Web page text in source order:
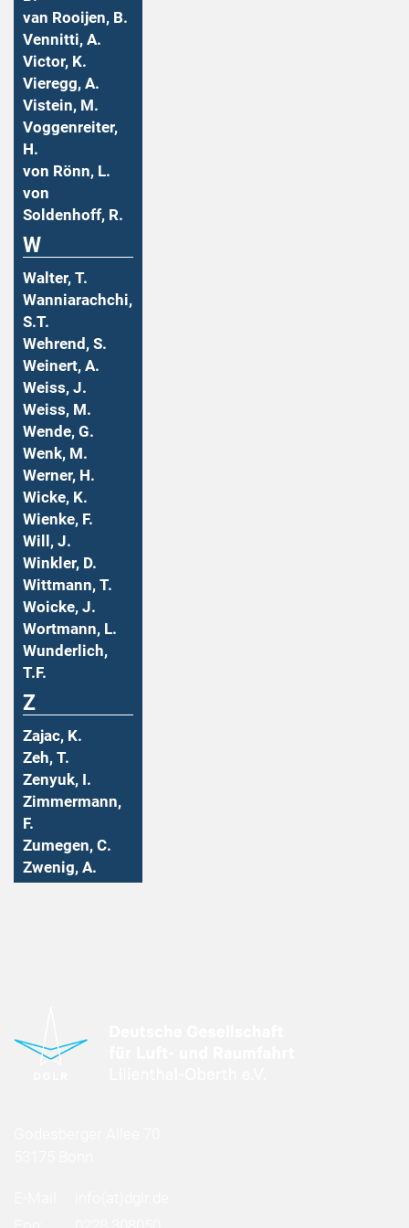
van Rooijen, B.
Vennitti, A.
Victor, K.
Vieregg, A.
Vistein, M.
Voggenreiter,
H.
von Rönn, L.
von
Soldenhoff, R.
W
Walter, T.
Wanniarachchi,
S.T.
Wehrend, S.
Weinert, A.
Weiss, J.
Weiss, M.
Wende, G.
Wenk, M.
Werner, H.
Wicke, K.
Wienke, F.
Will, J.
Winkler, D.
Wittmann, T.
Woicke, J.
Wortmann, L.
Wunderlich,
T.F.
Z
Zajac, K.
Zeh, T.
Zenyuk, I.
Zimmermann,
F.
Zumegen, C.
Zwenig, A.